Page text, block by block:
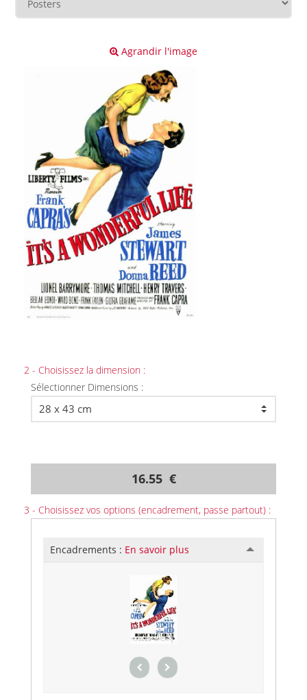
Agrandir l'image
2 - Choisissez la dimension :
Sélectionner Dimensions :
16.55 €
3 - Choisissez vos options (encadrement, passe partout) :
Encadrements : En savoir plus